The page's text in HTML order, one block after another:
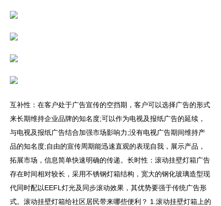
互补性：在客户处于广告宣传的空挡期，客户可以选择广告的形式
来长期维持企业品牌的知名度;可以作为电视及报纸广告的延续，
与电视及报纸广告结合加强市场影响力;没有电视广告期间维持产
品的知名度;自由的宣传周期能迅速直观的表现自我，展示产品，
拓展市场，信息简单快速明确的传递。长时性：滚动挂壁灯箱广告
存在时间相对较长，采用不锈钢灯箱结构，宽大的钢化玻璃造型现
代同时配以EEFL灯光及同步滚动效果，其优势要强于传统广告形
式。滚动挂壁灯箱给社区居民带来哪些便利？ 1.滚动挂壁灯箱上的